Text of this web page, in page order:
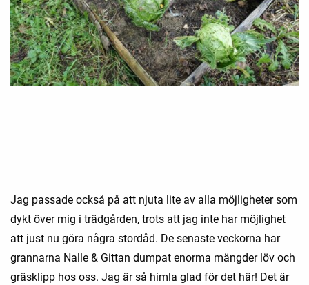
Jag passade också på att njuta lite av alla möjligheter som
dykt över mig i trädgården, trots att jag inte har möjlighet
att just nu göra några stordåd. De senaste veckorna har
grannarna Nalle & Gittan dumpat enorma mängder löv och
gräsklipp hos oss. Jag är så himla glad för det här! Det är